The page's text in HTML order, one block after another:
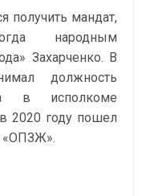
получить мандат,
народным
Захарченко. В
должность
в исполкоме
2020 году пошел
«ОПЗЖ».